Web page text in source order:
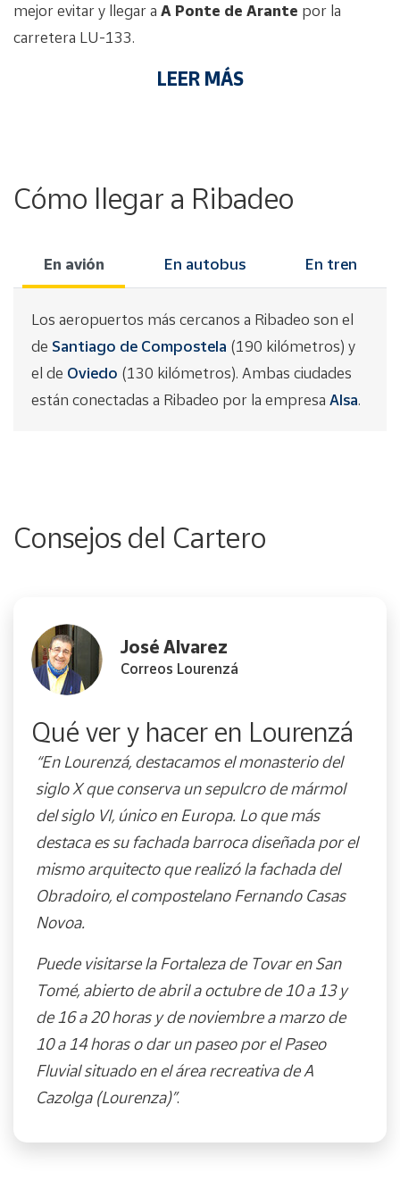
mejor evitar y llegar a A Ponte de Arante por la
carretera LU-133.
LEER MÁS
Cómo llegar a Ribadeo
En avión En autobus En tren
Los aeropuertos más cercanos a Ribadeo son el
de Santiago de Compostela (190 kilómetros) y
el de Oviedo (130 kilómetros). Ambas ciudades
están conectadas a Ribadeo por la empresa Alsa.
Consejos del Cartero
Qué ver y hacer en Lourenzá
José Alvarez
Correos Lourenzá
“En Lourenzá, destacamos el monasterio del
siglo X que conserva un sepulcro de mármol
del siglo VI, único en Europa. Lo que más
destaca es su fachada barroca diseñada por el
mismo arquitecto que realizó la fachada del
Obradoiro, el compostelano Fernando Casas
Novoa.
Puede visitarse la Fortaleza de Tovar en San
Tomé, abierto de abril a octubre de 10 a 13 y
de 16 a 20 horas y de noviembre a marzo de
10 a 14 horas o dar un paseo por el Paseo
Fluvial situado en el área recreativa de A
Cazolga (Lourenza)”.